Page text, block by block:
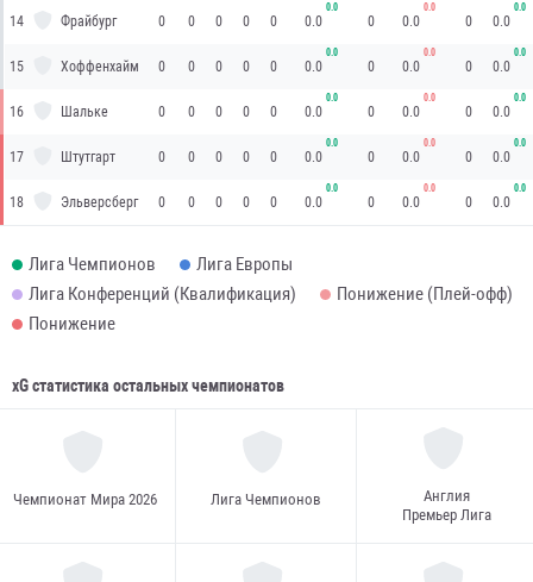
14 Фрайбург 0 0 0 0 0 0.0
0.0
0 0.0
0.0
0 0.0
0.0
15 Хоффенхайм 0 0 0 0 0 0.0
0.0
0 0.0
0.0
0 0.0
0.0
16 Шальке 0 0 0 0 0 0.0
0.0
0 0.0
0.0
0 0.0
0.0
17 Штутгарт 0 0 0 0 0 0.0
0.0
0 0.0
0.0
0 0.0
0.0
18 Эльверсберг 0 0 0 0 0 0.0
0.0
0 0.0
0.0
0 0.0
0.0
Лига Чемпионов
Лига Европы
Лига Конференций (Квалификация)
Понижение (Плей-офф)
Понижение
xG статистика остальных чемпионатов
Чемпионат Мира 2026 Лига Чемпионов
Англия
Премьер Лига